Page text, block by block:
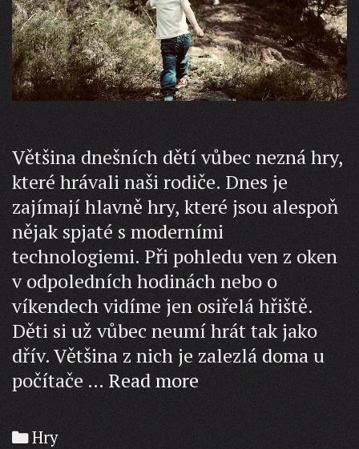
Většina dnešních dětí vůbec nezná hry,
které hrávali naši rodiče. Dnes je
zajímají hlavně hry, které jsou alespoň
nějak spjaté s moderními
technologiemi. Při pohledu ven z oken
v odpoledních hodinách nebo o
víkendech vidíme jen osiřelá hřiště.
Děti si už vůbec neumí hrát tak jako
dřív. Většina z nich je zalezlá doma u
počítače … Read moreDěti
budou
nadšené
Categories
Hry